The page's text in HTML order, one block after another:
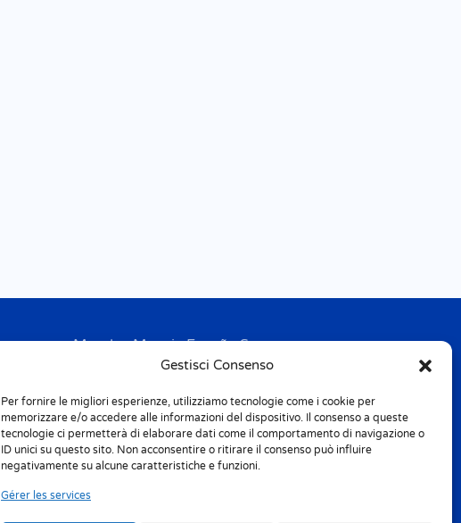
Gestisci Consenso
Per fornire le migliori esperienze, utilizziamo tecnologie come i cookie per
memorizzare e/o accedere alle informazioni del dispositivo. Il consenso a queste
tecnologie ci permetterà di elaborare dati come il comportamento di navigazione o
ID unici su questo sito. Non acconsentire o ritirare il consenso può influire
negativamente su alcune caratteristiche e funzioni.
Gérer les services
Mondex Menaje España S.a.
Address: Ctra de Girona, km. 101.5
Tel. + 34 9 72 42 32 50
Fax + 34 9 72 42 30 50
info.spain@m-home.com